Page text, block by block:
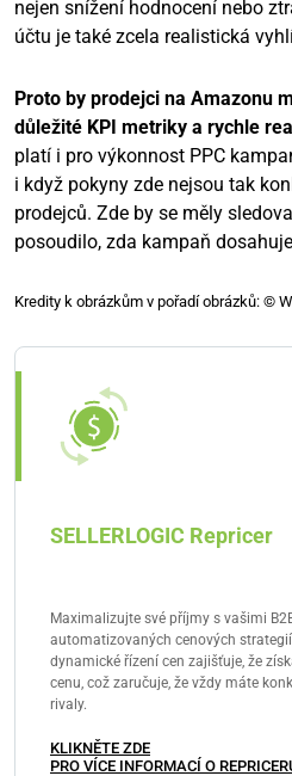
nejen snížení hodnocení nebo
účtu je také zcela realistická
Proto by prodejci na Amazonu
důležité KPI metriky a rychle
platí i pro výkonnost PPC
i když pokyny zde nejsou tak
prodejců. Zde by se měly
posoudilo, zda kampaň
Kredity k obrázkům v pořadí obrázků: ©
SELLERLOGIC Repricer
Maximalizujte své příjmy s vašimi
automatizovaných cenových strategií
dynamické řízení cen zajišťuje, že
cenu, což zaručuje, že vždy máte
rivaly.
KLIKNĚTE ZDE
PRO VÍCE INFORMACÍ O